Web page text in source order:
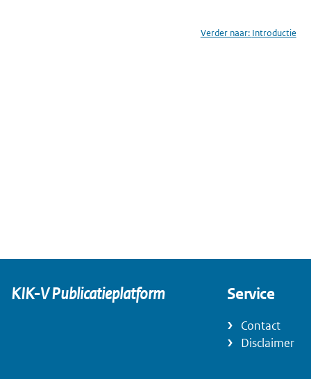
Verder naar: Introductie
KIK-V Publicatieplatform Service
Contact
Disclaimer